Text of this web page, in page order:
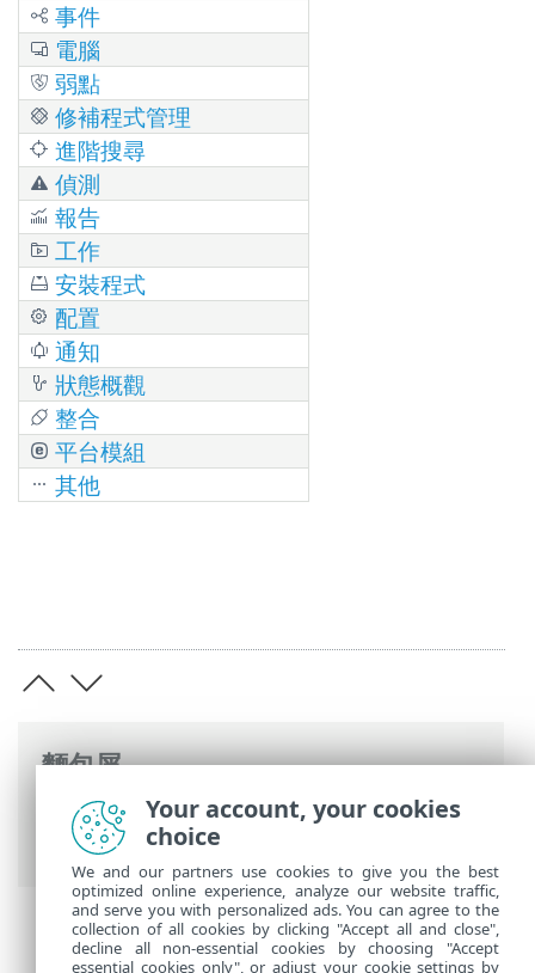
麵包屑
ESET 線上說明>ESET PROTECT>使用
ESET PROTECT> ESET PROTECT 主功能表
事件
電腦
弱點
修補程式管理
進階搜尋
偵測
報告
工作
安裝程式
配置
通知
狀態概觀
整合
平台模組
其他
Your account, your cookies
choice
We and our partners use cookies to give you the best
optimized online experience, analyze our website traffic,
and serve you with personalized ads. You can agree to the
collection of all cookies by clicking "Accept all and close",
decline all non-essential cookies by choosing "Accept
essential cookies only", or adjust your cookie settings by